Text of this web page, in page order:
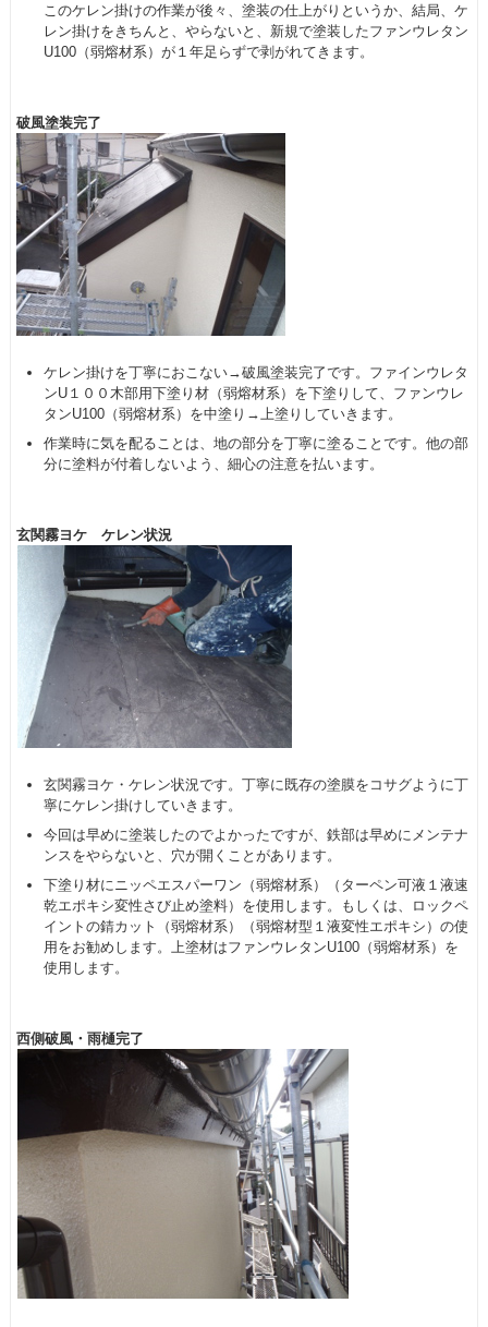
このケレン掛けの作業が後々、塗装の仕上がりというか、結局、ケ
レン掛けをきちんと、やらないと、新規で塗装したファンウレタン
U100（弱熔材系）が１年足らずで剥がれてきます。
破風塗装完了
ケレン掛けを丁寧におこない→破風塗装完了です。ファインウレタ
ンU１００木部用下塗り材（弱熔材系）を下塗りして、ファンウレ
タンU100（弱熔材系）を中塗り→上塗りしていきます。
作業時に気を配ることは、地の部分を丁寧に塗ることです。他の部
分に塗料が付着しないよう、細心の注意を払います。
玄関霧ヨケ ケレン状況
玄関霧ヨケ・ケレン状況です。丁寧に既存の塗膜をコサグように丁
寧にケレン掛けしていきます。
今回は早めに塗装したのでよかったですが、鉄部は早めにメンテナ
ンスをやらないと、穴が開くことがあります。
下塗り材にニッペエスパーワン（弱熔材系）（ターペン可液１液速
乾エポキシ変性さび止め塗料）を使用します。もしくは、ロックペ
イントの錆カット（弱熔材系）（弱熔材型１液変性エポキシ）の使
用をお勧めします。上塗材はファンウレタンU100（弱熔材系）を
使用します。
西側破風・雨樋完了